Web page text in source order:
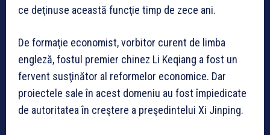
ce deţinuse această funcţie timp de zece ani.
De formaţie economist, vorbitor curent de limba
engleză, fostul premier chinez Li Keqiang a fost un
fervent susţinător al reformelor economice. Dar
proiectele sale în acest domeniu au fost împiedicate
de autoritatea în creştere a preşedintelui Xi Jinping.